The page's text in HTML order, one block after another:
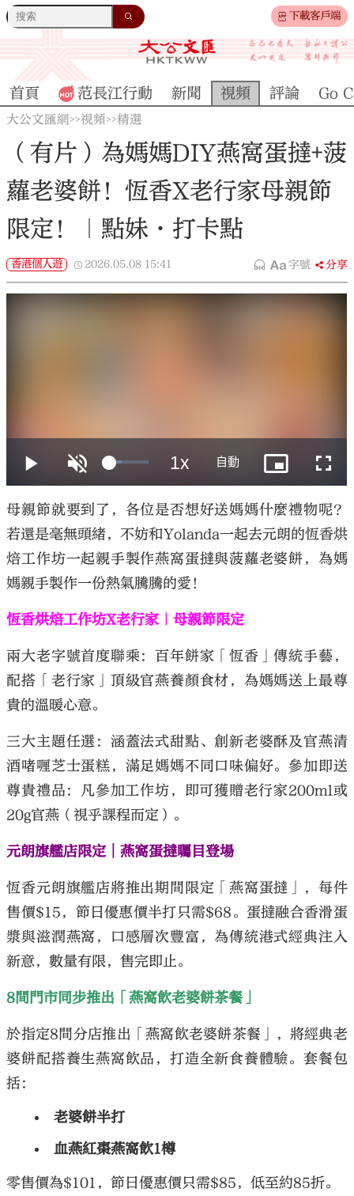
下載客戶端
大公文匯
首頁 范長江行動 新聞 視頻 評論 Go
大公文匯網>>視頻>>精選
（有片）為媽媽DIY燕窩蛋撻+菠
蘿老婆餅！恆香X老行家母親節
限定！｜點妹•打卡點
香港個人遊 2026.05.08 15:41 字號 分享
母親節就要到了，各位是否想好送媽媽什麼禮物呢？
若還是毫無頭緒，不妨和Yolanda一起去元朗的恆香烘
焙工作坊一起親手製作燕窩蛋撻與菠蘿老婆餅，為媽
媽親手製作一份熱氣騰騰的愛！
恆香烘焙工作坊X老行家｜母親節限定
兩大老字號首度聯乘：百年餅家「恆香」傳統手藝，
配搭「老行家」頂級官燕養顏食材，為媽媽送上最尊
貴的溫暖心意。
三大主題任選：涵蓋法式甜點、創新老婆酥及官燕清
酒啫喱芝士蛋糕，滿足媽媽不同口味偏好。參加即送
尊貴禮品：凡參加工作坊，即可獲贈老行家200ml或
20g官燕（視乎課程而定）。
元朗旗艦店限定│燕窩蛋撻矚目登場
恆香元朗旗艦店將推出期間限定「燕窩蛋撻」，每件
售價$15，節日優惠價半打只需$68。蛋撻融合香滑蛋
漿與滋潤燕窩，口感層次豐富，為傳統港式經典注入
新意，數量有限，售完即止。
8間門市同步推出「燕窩飲老婆餅茶餐」
於指定8間分店推出「燕窩飲老婆餅茶餐」，將經典老
婆餅配搭養生燕窩飲品，打造全新食養體驗。套餐包
括：
老婆餅半打
血燕紅棗燕窩飲1樽
零售價為$101，節日優惠價只需$85，低至約85折。